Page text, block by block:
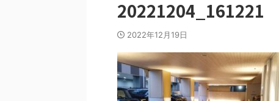
20221204_161221
2022年12月19日